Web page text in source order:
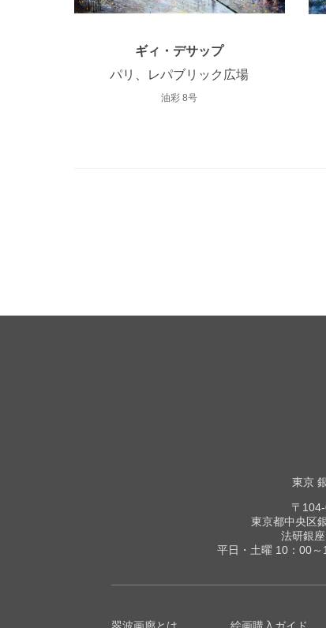
ギィ・デサップ
パリ、レパブリック広場
油彩 8号
東京
〒
東京都中央区
法研銀
平日・土曜 10：00～